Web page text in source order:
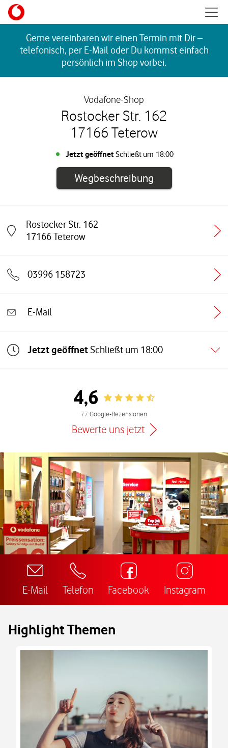
Skip to content
Gerne vereinbaren wir einen Termin mit Dir –
telefonisch, per E-Mail oder Du kommst einfach
persönlich im Shop vorbei.
Vodafone-Shop
Rostocker Str. 162
17166 Teterow
Jetzt geöffnetSchließt um 18:00
WegbeschreibungLink öffnet in
Rostocker Str. 162
17166Teterow
Link öffnet in einem neuen Tab
03996 158723
E-Mail
Jetzt geöffnet Schließt um 18:00
4,6 Rating 4.6
77 Google-Rezensionen
Bewerte uns jetzt
E-Mail Telefon Facebook Instagram
Highlight Themen